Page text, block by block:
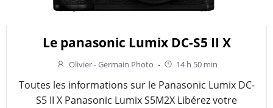
Le panasonic Lumix DC-S5 II X
Olivier - Germain Photo - 14 h 50 min
Toutes les informations sur le Panasonic Lumix DC-
S5 II X Panasonic Lumix S5M2X Libérez votre